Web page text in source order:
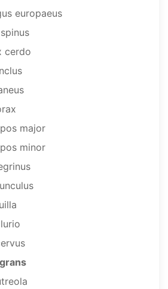
europaeus
cerdo
major
minor